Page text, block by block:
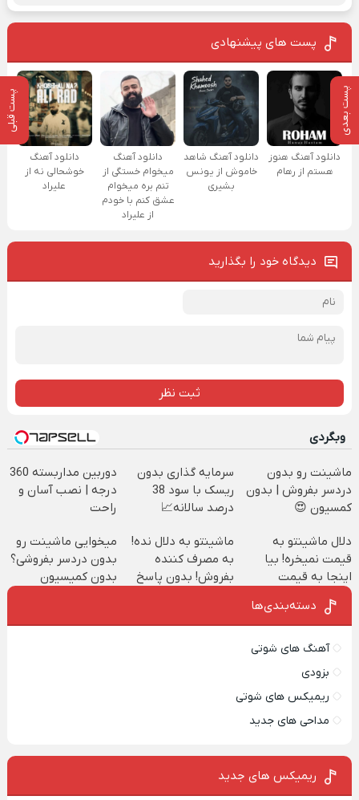
پست بعدی پست قبلی
پست های پیشنهادی
دانلود آهنگ هنوز
هستم از رهام
دانلود آهنگ شاهد
خاموش از یونس
بشیری
دانلود آهنگ
میخوام خستگی از
تنم بره میخوام
عشق کنم با خودم
از علیراد
دانلود آهنگ
خوشحالی نه از
علیراد
دیدگاه خود را بگذارید
ثبت نظر
وبگردی
ماشینت رو بدون
دردسر بفروش | بدون
کمسیون 😍
سرمایه گذاری بدون
ریسک با سود 38
درصد سالانه📈
دوربین مداربسته 360
درجه | نصب آسان و
راحت
دلال ماشینتو به
قیمت نمیخره! بیا
اینجا به قیمت
بفروش*فقط خریدار
واقعی*
ماشینتو به دلال نده!
به مصرف کننده
بفروش! بدون پاسخ
میخوایی ماشینت رو
بدون دردسر بفروشی؟
بدون کمیسیون
دسته‌بندی‌ها
آهنگ های شوتی
بزودی
ریمیکس های شوتی
مداحی های جدید
ریمیکس‌ های جدید